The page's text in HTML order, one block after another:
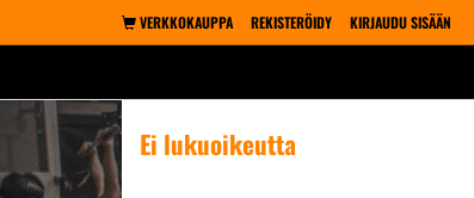
VERKKOKAUPPA REKISTERÖIDY KIRJAUDU SISÄÄN
Ei lukuoikeutta